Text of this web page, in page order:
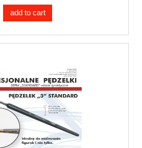
add to cart